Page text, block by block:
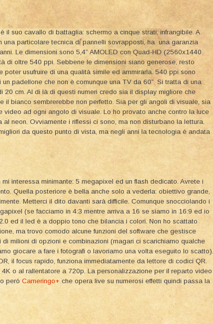
il suo cavallo di battaglia: schermo a cinque strati, infrangibile. A
una particolare tecnica di pannelli sovrapposti, ha una garanzia
Le dimensioni sono 5,4” AMOLED con Quad-HD (2560x1440
di oltre 540 ppi. Sebbene le dimensioni siano generose, resto
poter usufruire di una qualità simile ed ammirarla. 540 ppi sono
padellone che non è comunque una TV da 60”. Si tratta di una
20 cm. Al di là di questi numeri credo sia il display migliore che
il bianco sembrerebbe non perfetto. Sia per gli angoli di visuale, sia
video ad ogni angolo di visuale. Lo ho provato anche contro la luce
neon. Ovviamente i riflessi ci sono, ma non disturbano la lettura.
da questo punto di vista, ma negli anni la tecnologia è andata
interessa minimante: 5 megapixel ed un flash dedicato. Avrete i
Quella posteriore è bella anche solo a vederla: obiettivo grande,
Metterci il dito davanti sarà difficile. Comunque snocciolando i
(se facciamo in 4:3 mentre arriva a 16 se siamo in 16:9 ed io
ed il led è a doppio tono che bilancia i colori. Non ho scattato
ma trovo comodo alcune funzioni del software che gestisce
di milioni di opzioni e combinazioni (magari ci scarichiamo qualche
giocare a fare i fotografi o lavoriamo una volta eseguito lo scatto).
il focus rapido, funziona immediatamente da lettore di codici QR.
o al rallentatore a 720p. La personalizzazione per il reparto video
però Cameringo+ che opera live su numerosi effetti quindi passa la